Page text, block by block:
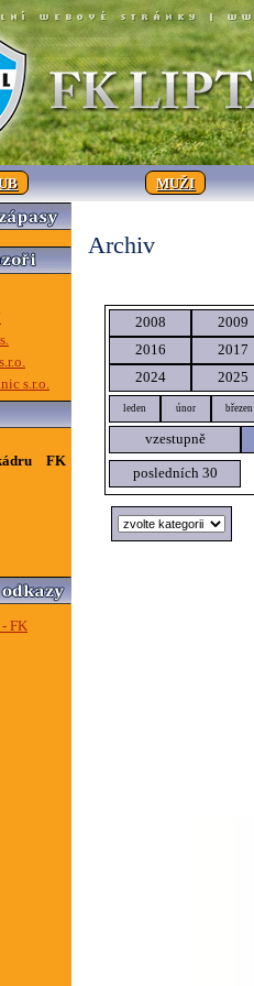
MUŽI
s.r.o.
FK
FK
Archiv
2008 2009
2016
2017
2024
2025
leden únor březen
vzestupně
posledních 30